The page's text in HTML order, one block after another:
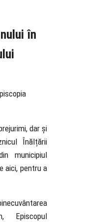
în
dar și
Înălțării
municipiul
aici, pentru a
Episcopul